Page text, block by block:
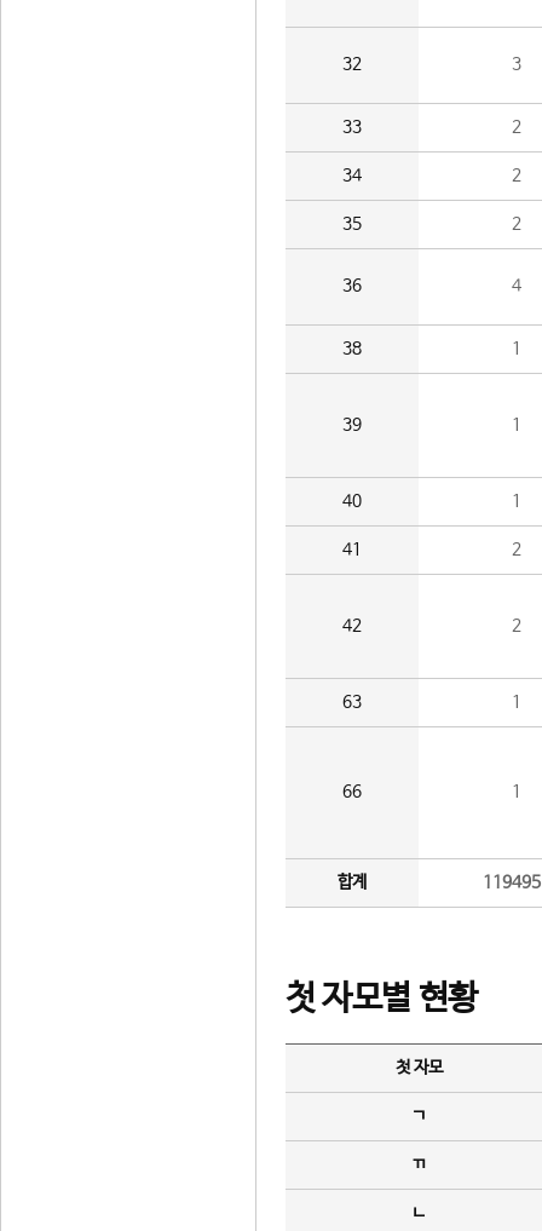
32 3
33 2
34 2
35 2
36 4
38 1
39 1
40 1
41 2
42 2
63 1
66 1
합계
첫 자모별 현황
첫 자모
ㄱ
ㄲ
ㄴ